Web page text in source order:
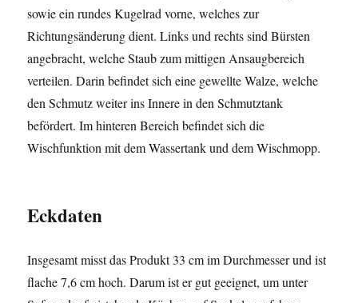
sowie ein rundes Kugelrad vorne, welches zur
Richtungsänderung dient. Links und rechts sind Bürsten
angebracht, welche Staub zum mittigen Ansaugbereich
verteilen. Darin befindet sich eine gewellte Walze, welche
den Schmutz weiter ins Innere in den Schmutztank
befördert. Im hinteren Bereich befindet sich die
Wischfunktion mit dem Wassertank und dem Wischmopp.
Eckdaten
Insgesamt misst das Produkt 33 cm im Durchmesser und ist
flache 7,6 cm hoch. Darum ist er gut geeignet, um unter